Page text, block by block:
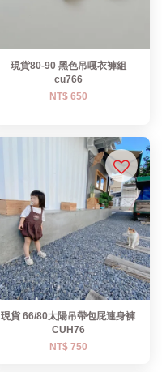
現貨80-90 黑色吊嘎衣褲組
cu766
NT$ 650
現貨 66/80太陽吊帶包屁連身褲
CUH76
NT$ 750